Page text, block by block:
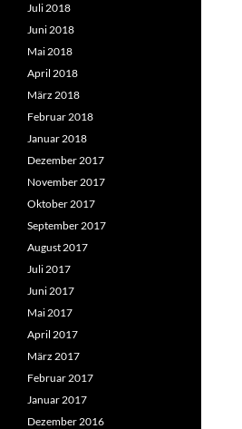
Juli 2018
Juni 2018
Mai 2018
April 2018
März 2018
Februar 2018
Januar 2018
Dezember 2017
November 2017
Oktober 2017
September 2017
August 2017
Juli 2017
Juni 2017
Mai 2017
April 2017
März 2017
Februar 2017
Januar 2017
Dezember 2016